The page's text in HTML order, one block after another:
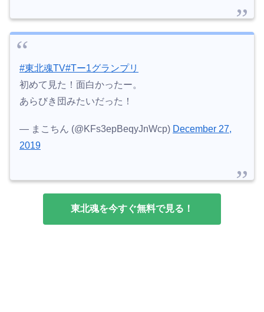
#東北魂TV#Tー1グランプリ
初めて見た！面白かったー。
あらびき団みたいだった！
— まこちん (@KFs3epBeqyJnWcp) December 27,
2019
東北魂を今すぐ無料で見る！